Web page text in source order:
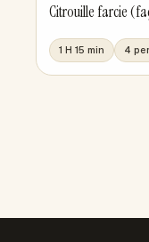
Citrouille farcie
1 H 15 min 4